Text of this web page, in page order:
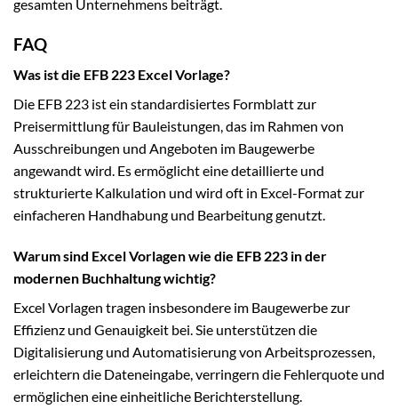
gesamten Unternehmens beiträgt.
FAQ
Was ist die EFB 223 Excel Vorlage?
Die EFB 223 ist ein standardisiertes Formblatt zur
Preisermittlung für Bauleistungen, das im Rahmen von
Ausschreibungen und Angeboten im Baugewerbe
angewandt wird. Es ermöglicht eine detaillierte und
strukturierte Kalkulation und wird oft in Excel-Format zur
einfacheren Handhabung und Bearbeitung genutzt.
Warum sind Excel Vorlagen wie die EFB 223 in der
modernen Buchhaltung wichtig?
Excel Vorlagen tragen insbesondere im Baugewerbe zur
Effizienz und Genauigkeit bei. Sie unterstützen die
Digitalisierung und Automatisierung von Arbeitsprozessen,
erleichtern die Dateneingabe, verringern die Fehlerquote und
ermöglichen eine einheitliche Berichterstellung.